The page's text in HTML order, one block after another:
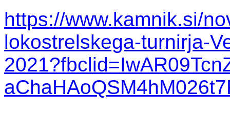
https://www.kamnik.si/
lokostrelskega-turnirja-